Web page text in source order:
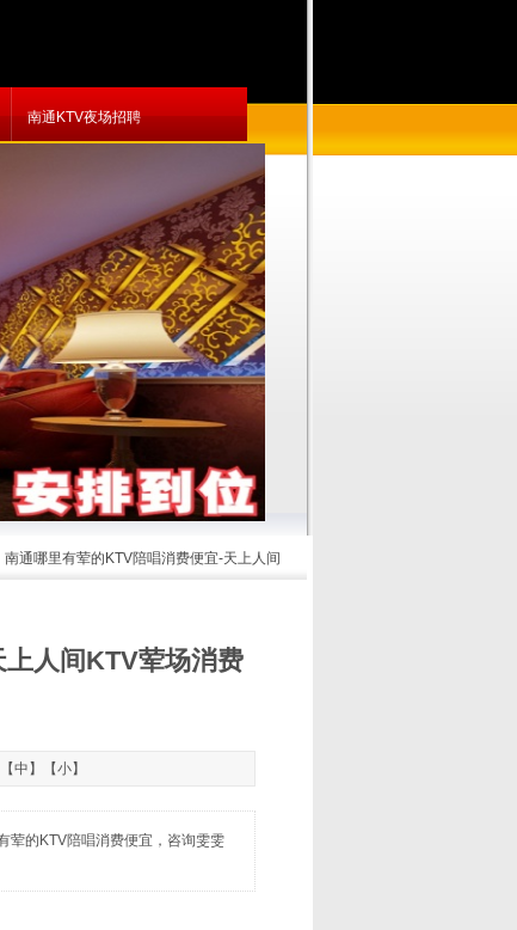
南通KTV夜场招聘
南通哪里有荤的KTV陪唱消费便宜-天上人间
人间KTV荤场消费
中 】【小】
荤的KTV陪唱消费便宜，咨询雯雯